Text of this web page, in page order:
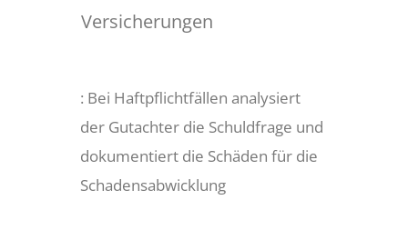
Versicherungen
: Bei Haftpflichtfällen analysiert
der Gutachter die Schuldfrage und
dokumentiert die Schäden für die
Schadensabwicklung